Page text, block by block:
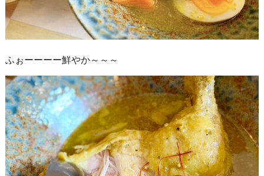
ふぉーーーー鮮やか～～～